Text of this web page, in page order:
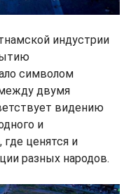
индустрии
символом
двумя
видению
и
где ценятся и
разных народов.